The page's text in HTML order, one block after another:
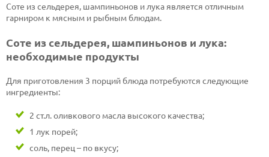
Соте из сельдерея, шампиньонов и лука является отличным
гарниром к мясным и рыбным блюдам.
Соте из сельдерея, шампиньонов и лука:
необходимые продукты
Для приготовления 3 порций блюда потребуются следующие
ингредиенты:
2 ст.л. оливкового масла высокого качества;
1 лук порей;
соль, перец – по вкусу;